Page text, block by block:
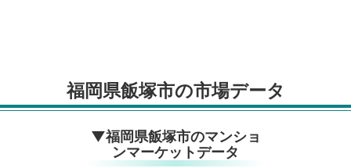
福岡県飯塚市の市場データ
▼福岡県飯塚市のマンショ
ンマーケットデータ